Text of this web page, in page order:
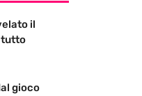
il
tutto
gioco